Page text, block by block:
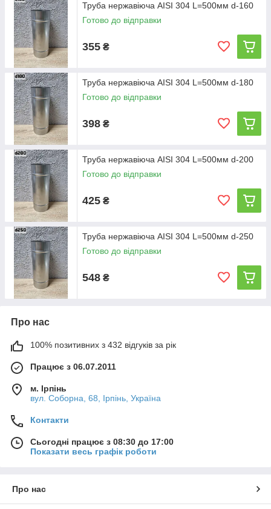
Труба нержавіюча AISI 304 L=500мм d-160
Готово до відправки
355 ₴
Труба нержавіюча AISI 304 L=500мм d-180
Готово до відправки
398 ₴
Труба нержавіюча AISI 304 L=500мм d-200
Готово до відправки
425 ₴
Труба нержавіюча AISI 304 L=500мм d-250
Готово до відправки
548 ₴
Про нас
100% позитивних з 432 відгуків за рік
Працює з 06.07.2011
м. Ірпінь
вул. Соборна, 68, Ірпінь, Україна
Контакти
Сьогодні працює з 08:30 до 17:00
Показати весь графік роботи
Про нас